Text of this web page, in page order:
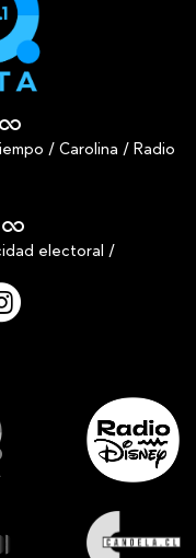
/ Carolina / Radio
electoral /